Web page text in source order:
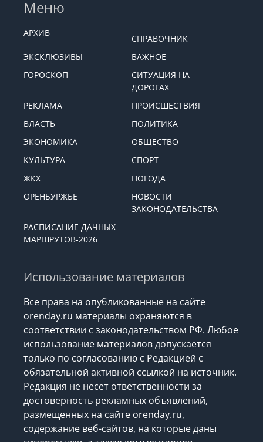
права защищены.
Меню
АРХИВ
СПРАВОЧНИК
ЭКСКЛЮЗИВЫ
ВАЖНОЕ
ДОРОГАХ
РЕКЛАМА
ПРОИСШЕСТВИЯ
ВЛАСТЬ
ПОЛИТИКА
ЭКОНОМИКА
ОБЩЕСТВО
КУЛЬТУРА
СПОРТ
ЖКХ
ПОГОДА
Использование материалов
Все права на опубликованные на сайте
orenday.ru материалы охраняются в
соответствии с законодательством РФ. Любое
использование материалов допускается
только по согласованию с Редакцией с
обязательной активной ссылкой на источник.
Редакция не несет ответственности за
достоверность рекламных объявлений,
размещенных на сайте orenday.ru,